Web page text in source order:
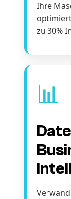
Ihre
zu 30%
📊